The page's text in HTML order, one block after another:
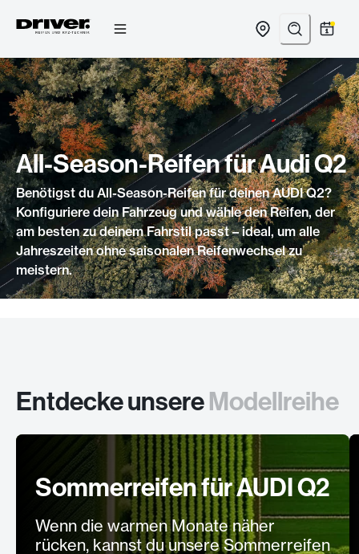
Zum
Inhalt
springen
All-Season-Reifen für Audi Q2
Benötigst du All-Season-Reifen für deinen AUDI Q2?
Konfiguriere dein Fahrzeug und wähle den Reifen, der
am besten zu deinem Fahrstil passt – ideal, um alle
Jahreszeiten ohne saisonalen Reifenwechsel zu
meistern.
Entdecke unsereModellreihe
Sommerreifen für AUDI Q2
Wenn die warmen Monate näher
rücken, kannst du unsere Sommerreifen